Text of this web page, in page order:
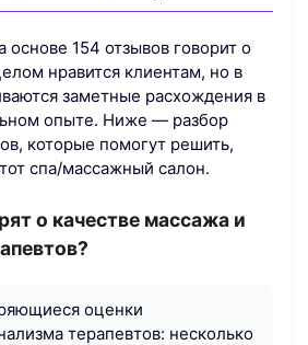
основе 154 отзывов говорит о
нравится клиентам, но в
заметные расхождения в
опыте. Ниже — разбор
которые помогут решить,
спа/массажный салон.
о качестве массажа и
оценки
терапевтов: несколько